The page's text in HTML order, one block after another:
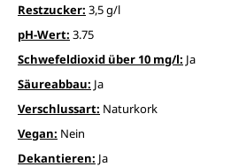
Restzucker: 3,5 g/l
pH-Wert: 3.75
Schwefeldioxid über 10 mg/l: Ja
Säureabbau: Ja
Verschlussart: Naturkork
Vegan: Nein
Dekantieren: Ja